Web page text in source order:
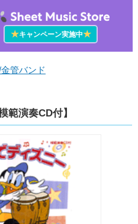
★キャンペーン実施中★
管バンド
範演奏CD付】